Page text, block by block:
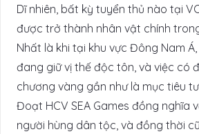
Dĩ nhiên, bất kỳ tuyển thủ nào tại
được trở thành nhân vật chính
Nhất là khi tại khu vực Đông Nam Á,
đang giữ vị thế độc tôn, và việc có
chương vàng gần như là mục tiêu
Đoạt HCV SEA Games đồng nghĩa
người hùng dân tộc, và đồng thời